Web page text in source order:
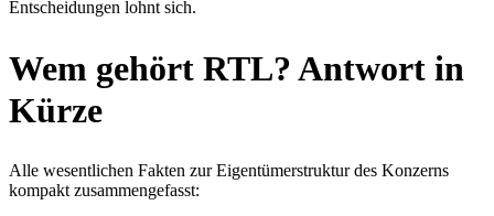
Entscheidungen lohnt sich.
Wem gehört RTL? Antwort in
Kürze
Alle wesentlichen Fakten zur Eigentümerstruktur des Konzerns
kompakt zusammengefasst: